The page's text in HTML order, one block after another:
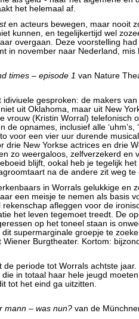
het helemaal af.
en acteurs bewegen, maar nooit
kunnen, en tegelijkertijd wel
overgaan. Deze voorstelling
in november naar Nederland, mis
times – episode 1 van Nature
idiviuele gesproken: de makers
uit Oklahoma, maar uit New
vrouw (Kristin Worral) telefonisch
de opnames, inclusief alle ‘uhm’s,
voor een vier uur durende
drie New Yorkse actrices en drie
zo weergaloos, zelfverzekerd en
blijft, ookal heb je tegelijk het
na de andere zit weg te
in Worrals gelukkige en
een meisje te nemen als basis
rekenschap afleggen voor de
het leven tegemoet treedt. De
op het toneel staan is
supermarginale groepje te
Wiener Burgtheater. Kortom:
de periode tot Worrals achtste
in totaal haar hele jeugd
tot het eind ga uitzitten.
mann – was nun? van de